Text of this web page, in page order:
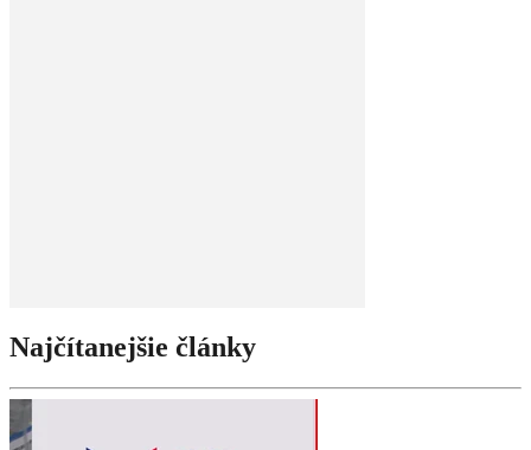
Najčítanejšie články